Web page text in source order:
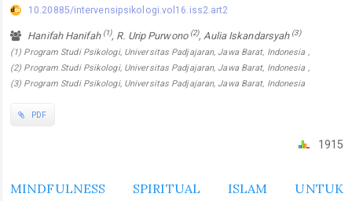
10.20885/intervensipsikologi.vol16.iss2.art2
Hanifah Hanifah (1), R. Urip Purwono (2), Aulia Iskandarsyah (3)
(1) Program Studi Psikologi, Universitas Padjajaran, Jawa Barat, Indonesia ,
(2) Program Studi Psikologi, Universitas Padjajaran, Jawa Barat, Indonesia ,
(3) Program Studi Psikologi, Universitas Padjajaran, Jawa Barat, Indonesia
PDF
1915
MINDFULNESS SPIRITUAL ISLAM UNTUK